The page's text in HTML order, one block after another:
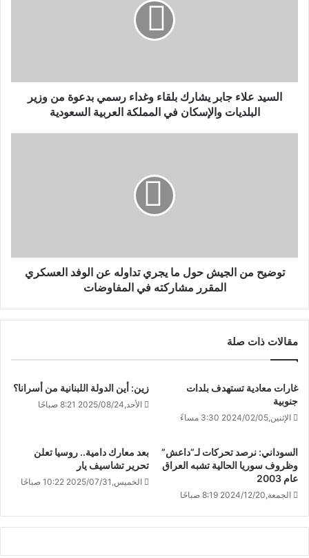
السيد علاء جابر يشارك بلقاء وغداء رسمي بدعوة من وزير
البلديات والإسكان في المملكة العربية السعودية
توضيح من الجيش حول ما يجري تداوله عن الوفد العسكري
المقرر مشاركته في المفاوضات
مقالات ذات صلة
غارات معادية تستهدف بلدات
جنوبية
الإثنين,2024/02/05 3:30 مساءً
زين: أين الدولة اللبنانية من أسرانا؟
الأحد,2025/08/24 8:21 صباحًا
السوداني: نرصد تحركات لـ”داعش”
وظروف سوريا الحالية تشبه العراق
عام 2003
الجمعة,2024/12/20 8:19 صباحًا
بعد معارك دامية.. روسيا تعلن
تحرير تشاسيف يار
الخميس,2025/07/31 10:22 صباحًا